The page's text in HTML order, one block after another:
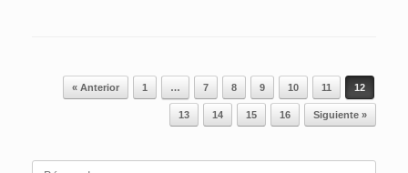
Navegador de artículos
« Anterior 1 … 7 8 9 10 11 12
13 14 15 16 Siguiente »
Buscar: